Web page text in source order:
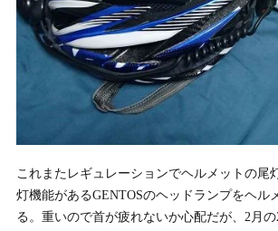
これまたレギュレーションでヘルメットの尾
灯機能があるGENTOSのヘッドランプをヘル
る。重いので首が疲れないか心配だが、2月